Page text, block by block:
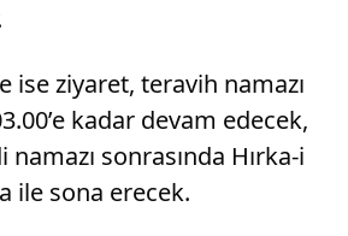
ise ziyaret, teravih namazı
kadar devam edecek,
sonrasında Hırka-i
ile sona erecek.